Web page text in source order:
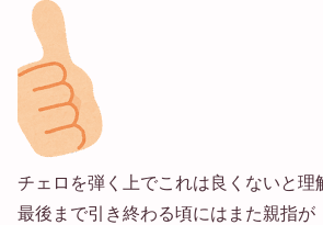
チェロを弾く上でこれは良くないと理
最後まで引き終わる頃にはまた親指が